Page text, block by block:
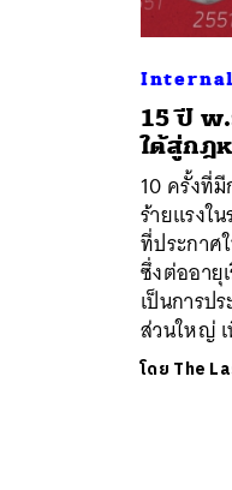
15 ปี พ
ใต้สู่กฎ
10 ครั้งที่
ร้ายแรงใ
ที่ประกาศ
ซึ่งต่ออายุ
เป็นการป
ส่วนใหญ่
โดย The